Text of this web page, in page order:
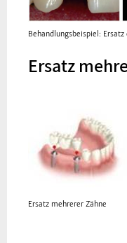
Behandlungsbeispiel:
Ersatz
Ersatz mehrerer Zähne